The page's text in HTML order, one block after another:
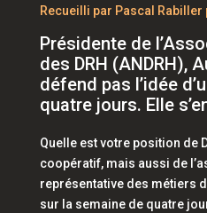
Recueilli par Pascal Rabiller
Présidente de
des DRH (ANDRH),
défend pas l’idée
quatre jours. Elle
Quelle est votre position de
coopératif, mais aussi de
représentative des métiers
sur la semaine de quatre